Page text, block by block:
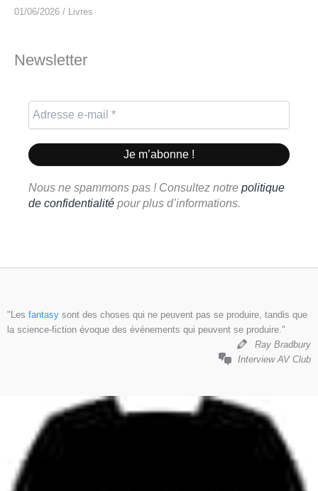
01/06/2026 / Livres
Newsletter
Nous ne spammons pas ! Consultez notre politique
de confidentialité pour plus d’informations.
"Les fantasy sont des choses qui ne peuvent pas se produire, tandis que
la science-fiction évoque des événements qui peuvent se produire."
Ray Bradbury
Interview AV Club